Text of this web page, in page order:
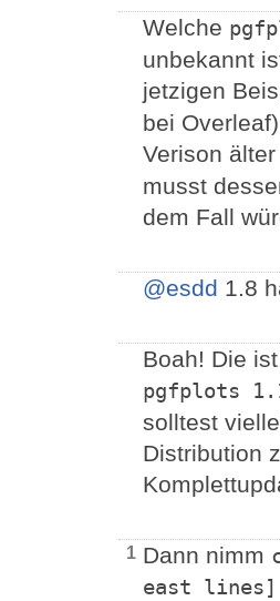
Welche
unbekannt
jetzigen
bei
Verison
musst
dem Fall
@esdd 1.8
Boah! Die
pgfplots
solltest
Distribution
1 Dann nimm
east